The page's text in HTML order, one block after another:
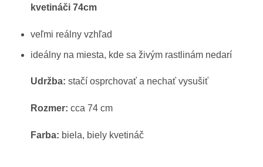
kvetináči 74cm
veľmi reálny vzhľad
ideálny na miesta, kde sa živým rastlinám nedarí
Udržba: stačí osprchovať a nechať vysušiť
Rozmer: cca 74 cm
Farba: biela, biely kvetináč